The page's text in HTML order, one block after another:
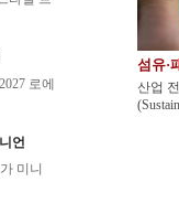
섬유·
산업